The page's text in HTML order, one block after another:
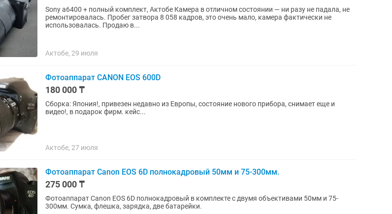
Sony a6400 + полный комплект, Актобе Камера в отличном состоянии — ни разу не падала, не
ремонтировалась. Пробег затвора 8 058 кадров, это очень мало, камера фактически не
использовалась. Продаю в...
Актобе, 29 июля
Фотоаппарат CANON EOS 600D
180 000 ₸
Сборка: Япония!, привезен недавно из Европы, состояние нового прибора, снимает еще и
видео!, в подарок фирм. кейс...
Актобе, 27 июля
Фотоаппарат Canon EOS 6D полнокадровый 50мм и 75-300мм.
275 000 ₸
Фотоаппарат Canon EOS 6D полнокадровый в комплекте с двумя объективами 50мм и 75-
300мм. Сумка, флешка, зарядка, две батарейки.